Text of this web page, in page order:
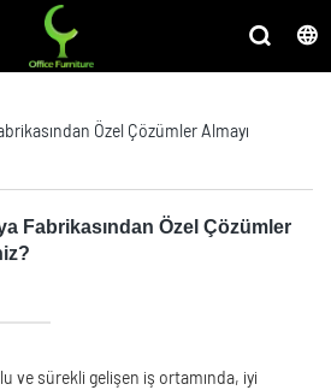
Özel Çözümler Almayı
Fabrikasından Özel Çözümler
ve sürekli gelişen iş ortamında, iyi